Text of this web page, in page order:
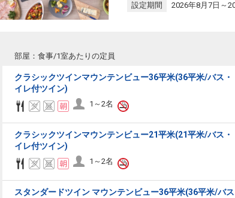
設定期間
2026年8月7日～
部屋：食事/1室あたりの定員
クラシックツインマウンテンビュー36平米(36平米/バス・
イレ付ツイン)
1～2名
クラシックツインマウンテンビュー21平米(21平米/バス・
イレ付ツイン)
1～2名
スタンダードツイン マウンテンビュー36平米(36平米/バス